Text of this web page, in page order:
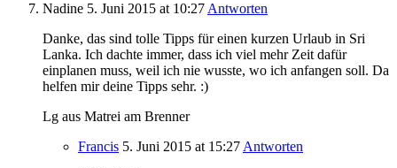
Nadine 5. Juni 2015 at 10:27 Antworten
Danke, das sind tolle Tipps für einen kurzen Urlaub in Sri
Lanka. Ich dachte immer, dass ich viel mehr Zeit dafür
einplanen muss, weil ich nie wusste, wo ich anfangen soll. Da
helfen mir deine Tipps sehr. :)
Lg aus Matrei am Brenner
Francis 5. Juni 2015 at 15:27 Antworten